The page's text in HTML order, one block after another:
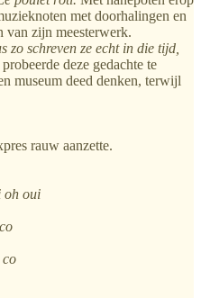
met doorhalingen en
van zijn meesterwerk.
zo schreven ze echt in die tijd,
probeerde deze gedachte te
museum deed denken, terwijl
rauw aanzette.
oh oui
co